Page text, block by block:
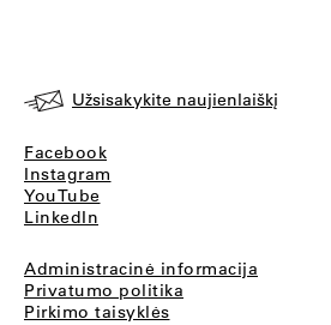
Užsisakykite naujienlaiškį
Facebook
Instagram
YouTube
LinkedIn
Administracinė informacija
Privatumo politika
Pirkimo taisyklės